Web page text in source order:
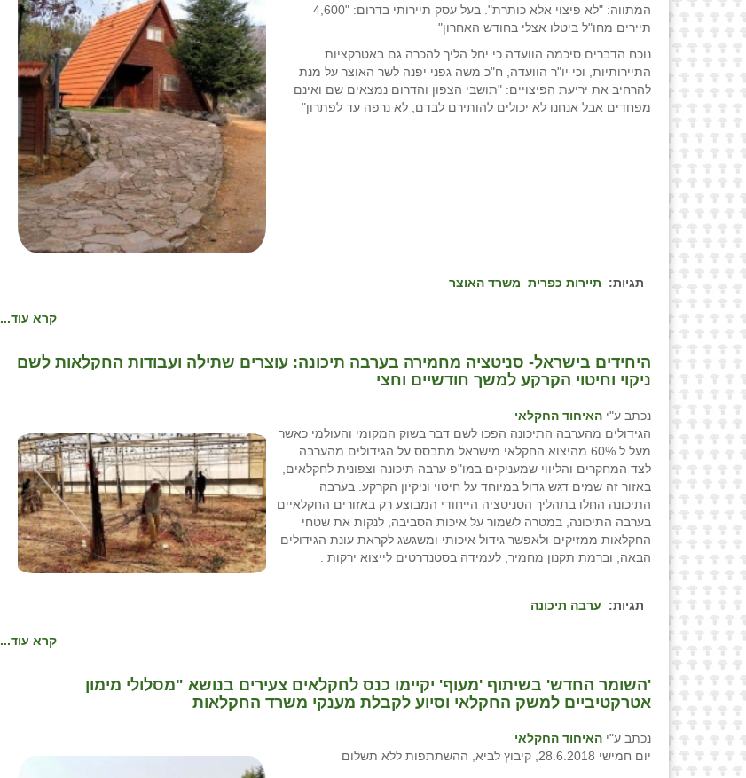
המתווה: "לא פיצוי אלא כותרת". בעל עסק תיירותי בדרום: "4,600
תיירים מחו"ל ביטלו אצלי בחודש האחרון"
נוכח הדברים סיכמה הוועדה כי יחל הליך להכרה גם באטרקציות
התיירותיות, וכי יו"ר הוועדה, ח"כ משה גפני יפנה לשר האוצר על מנת
להרחיב את יריעת הפיצויים: "תושבי הצפון והדרום נמצאים שם ואינם
מפחדים אבל אנחנו לא יכולים להותירם לבדם, לא נרפה עד לפתרון"
תגיות: תיירות כפרית משרד האוצר
קרא עוד...
היחידים בישראל- סניטציה מחמירה בערבה תיכונה: עוצרים שתילה ועבודות החקלאות לשם
ניקוי וחיטוי הקרקע למשך חודשיים וחצי
נכתב ע"י האיחוד החקלאי
הגידולים מהערבה התיכונה הפכו לשם דבר בשוק המקומי והעולמי כאשר
מעל ל 60% מהיצוא החקלאי מישראל מתבסס על הגידולים מהערבה.
לצד המחקרים והליווי שמעניקים במו"פ ערבה תיכונה וצפונית לחקלאים,
באזור זה שמים דגש גדול במיוחד על חיטוי וניקיון הקרקע. בערבה
התיכונה החלו בתהליך הסניטציה הייחודי המבוצע רק באזורים החקלאיים
בערבה התיכונה, במטרה לשמור על איכות הסביבה, לנקות את שטחי
החקלאות ממזיקים ולאפשר גידול איכותי ומשגשג לקראת עונת הגידולים
הבאה, וברמת תקנון מחמיר, לעמידה בסטנדרטים לייצוא ירקות .
תגיות: ערבה תיכונה
קרא עוד...
'השומר החדש' בשיתוף 'מעוף' יקיימו כנס לחקלאים צעירים בנושא "מסלולי מימון
אטרקטיביים למשק החקלאי וסיוע לקבלת מענקי משרד החקלאות
נכתב ע"י האיחוד החקלאי
יום חמישי 28.6.2018, קיבוץ לביא, ההשתתפות ללא תשלום